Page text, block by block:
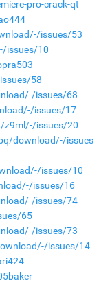
pro-crack-qt
issues/53
issues/10
58
issues/68
issues/17
z9ml/-/issues/20
download/-/issues
issues/10
issues/16
issues/74
65
issues/73
issues/14